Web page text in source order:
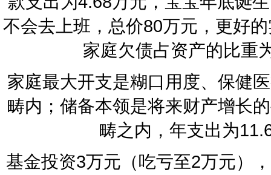
不会去上班，总价80万元，更好
家庭欠债占资产的比重
家庭最大开支是糊口用度、保健
畴内；储备本领是将来财产增长
畴之内，年支出为
基金投资3万元（吃亏至2万元）